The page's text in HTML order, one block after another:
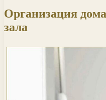
Организация
зала